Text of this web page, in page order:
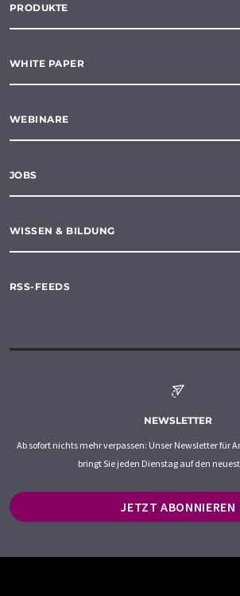
PRODUKTE
WHITE PAPER
WEBINARE
JOBS
WISSEN & BILDUNG
RSS-FEEDS
NEWSLETTER
Ab sofort nichts mehr verpassen: Unser Newsletter für
bringt Sie jeden Dienstag auf den
JETZT ABONNIEREN